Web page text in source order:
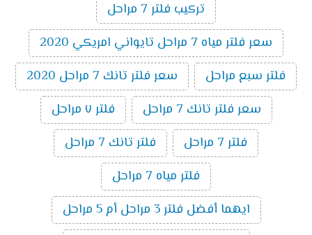
تركيب فلتر 7 مراحل
سعر فلتر مياه 7 مراحل تايواني امريكي 2020
فلتر سبع مراحل
سعر فلتر تانك 7 مراحل 2020
سعر فلتر تانك 7 مراحل
فلتر ٧ مراحل
فلتر 7 مراحل
فلتر تانك 7 مراحل
فلتر مياه 7 مراحل
ايهما أفضل فلتر 3 مراحل أم 5 مراحل